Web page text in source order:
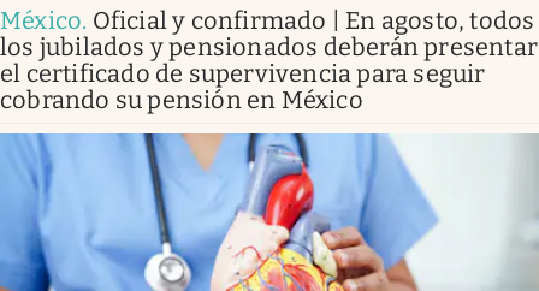
México. Oficial y confirmado | En agosto, todos
los jubilados y pensionados deberán presentar
el certificado de supervivencia para seguir
cobrando su pensión en México